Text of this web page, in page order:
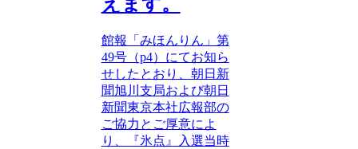
館報「みほんりん」第
49号（p4）にてお知ら
せしたとおり、朝日新
聞旭川支局および朝日
新聞東京本社広報部の
ご協力とご厚意によ
り、『氷点』入選当時